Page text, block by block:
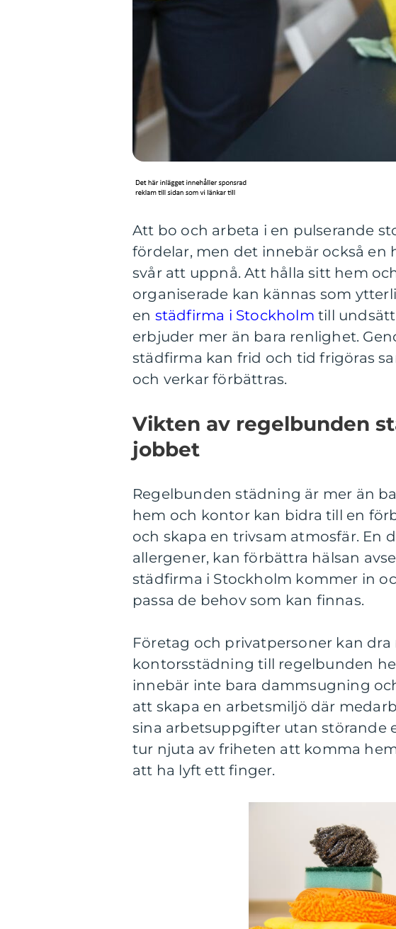
Att bo och arbeta i en pulserande
fördelar, men det innebär också en
svår att uppnå. Att hålla sitt hem
organiserade kan kännas som
en städfirma i Stockholm till
erbjuder mer än bara renlighet.
städfirma kan frid och tid frigöras
och verkar förbättras.
Vikten av regelbunden
jobbet
Regelbunden städning är mer än
hem och kontor kan bidra till en
och skapa en trivsam atmosfär. En
allergener, kan förbättra hälsan
städfirma i Stockholm kommer in
passa de behov som kan finnas.
Företag och privatpersoner kan
kontorsstädning till regelbunden
innebär inte bara dammsugning
att skapa en arbetsmiljö där
sina arbetsuppgifter utan störande
tur njuta av friheten att komma
att ha lyft ett finger.